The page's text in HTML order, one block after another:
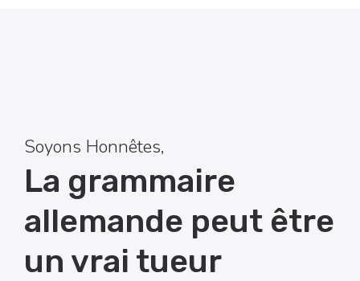
Soyons Honnêtes,
La grammaire
allemande peut être
un vrai tueur